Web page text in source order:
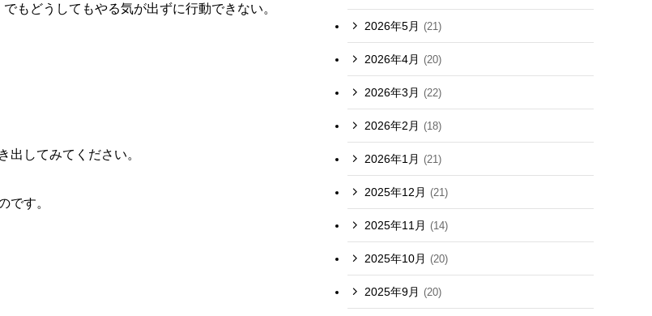
もどうしてもやる気が出ずに行動できない。
出してみてください。
です。
2026年5月 (21)
2026年4月 (20)
2026年3月 (22)
2026年2月 (18)
2026年1月 (21)
2025年12月 (21)
2025年11月 (14)
2025年10月 (20)
2025年9月 (20)